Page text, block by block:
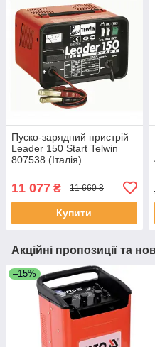
Пуско-зарядний пристрій
Leader 150 Start Telwin
807538 (Італія)
11 077 ₴ 11 660 ₴
Купити
Акційні пропозиції та
–15%